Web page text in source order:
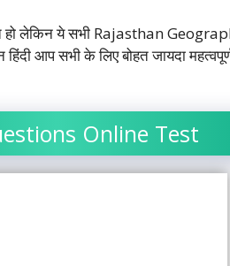
हो लेकिन ये सभी Rajasthan
आप सभी के लिए बोहत जायदा
Online Test